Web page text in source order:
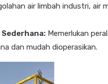
air limbah industri, air
Memerlukan
dan mudah dioperasikan.